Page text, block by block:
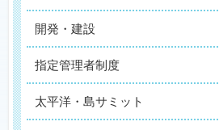
開発・建設
指定管理者制度
太平洋・島サミット